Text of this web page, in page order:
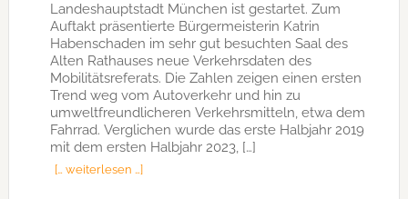
Landeshauptstadt München ist gestartet. Zum
Auftakt präsentierte Bürgermeisterin Katrin
Habenschaden im sehr gut besuchten Saal des
Alten Rathauses neue Verkehrsdaten des
Mobilitätsreferats. Die Zahlen zeigen einen ersten
Trend weg vom Autoverkehr und hin zu
umweltfreundlicheren Verkehrsmitteln, etwa dem
Fahrrad. Verglichen wurde das erste Halbjahr 2019
mit dem ersten Halbjahr 2023, […]
[… weiterlesen …]